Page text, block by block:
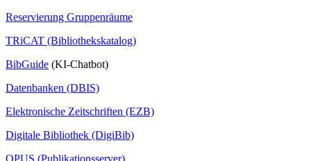
Reservierung Gruppenräume
TRiCAT (Bibliothekskatalog)
BibGuide (KI-Chatbot)
Datenbanken (DBIS)
Elektronische Zeitschriften (EZB)
Digitale Bibliothek (DigiBib)
OPUS (Publikationsserver)